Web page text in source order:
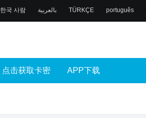
한국 사람 بالعربية TÜRKÇE português
点击获取卡密 APP下载